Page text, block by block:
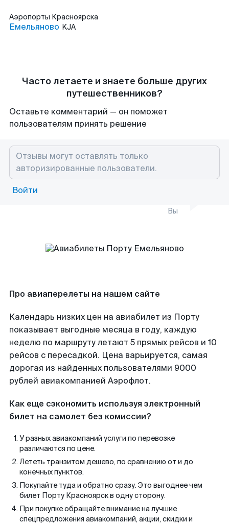
Аэропорты Красноярска
Емельяново KJA
Часто летаете и знаете больше других
путешественников?
Оставьте комментарий — он поможет
пользователям принять решение
Войти
Вы
Про авиаперелеты на нашем сайте
Календарь низких цен на авиабилет из Порту
показывает выгодные месяца в году, каждую
неделю по маршруту летают 5 прямых рейсов и 10
рейсов с пересадкой. Цена варьируется, самая
дорогая из найденных пользователями 9000
рублей авиакомпанией Аэрофлот.
Как еще сэкономить используя электронный
билет на самолет без комиссии?
У разных авиакомпаний услуги по перевозке
различаются по цене.
Лететь транзитом дешево, по сравнению от и до
конечных пунктов.
Покупайте туда и обратно сразу. Это выгоднее чем
билет Порту Красноярск в одну сторону.
При покупке обращайте внимание на лучшие
спецпредложения авиакомпаний, акции, скидки и